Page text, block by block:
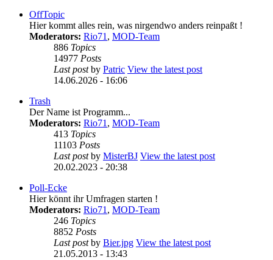
OffTopic
Hier kommt alles rein, was nirgendwo anders reinpaßt !
Moderators: Rio71, MOD-Team
886 Topics
14977 Posts
Last postby Patric View the latest post
14.06.2026 - 16:06
Trash
Der Name ist Programm...
Moderators: Rio71, MOD-Team
413 Topics
11103 Posts
Last postby MisterBJ View the latest post
20.02.2023 - 20:38
Poll-Ecke
Hier könnt ihr Umfragen starten !
Moderators: Rio71, MOD-Team
246 Topics
8852 Posts
Last postby Bier.jpg View the latest post
21.05.2013 - 13:43